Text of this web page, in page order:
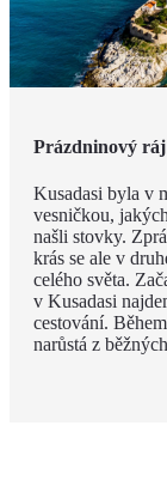
Prázdninový ráj
Kusadasi byla v
vesničkou,
našli stovky.
krás se ale v
celého světa.
v Kusadasi
cestování.
narůstá z